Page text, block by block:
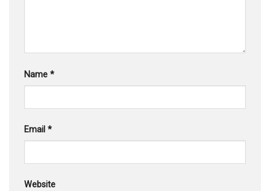
Name *
Email *
Website